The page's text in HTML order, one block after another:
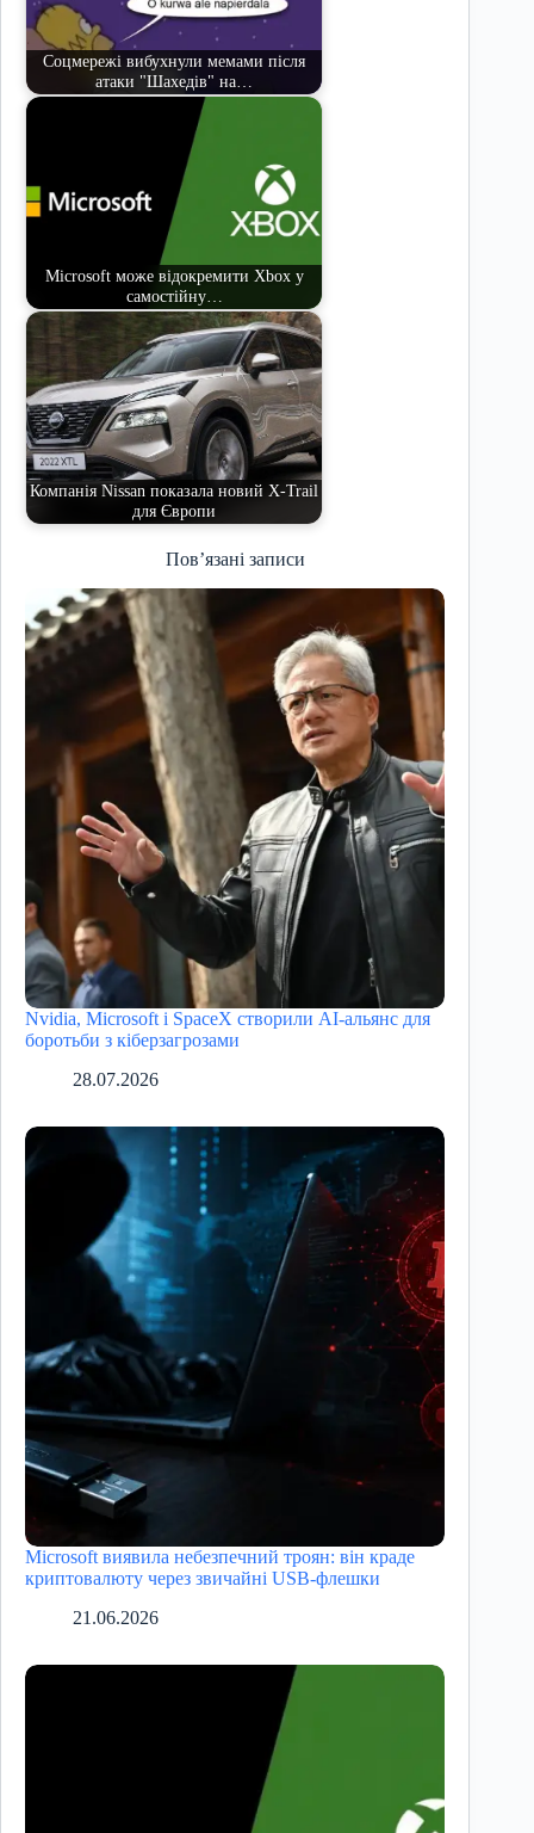
Соцмережі вибухнули мемами після
атаки "Шахедів" на…
Microsoft може відокремити Xbox у
самостійну…
Компанія Nissan показала новий X-Trail
для Європи
Пов’язані записи
Nvidia, Microsoft і SpaceX створили AI-альянс для
боротьби з кіберзагрозами
28.07.2026
Microsoft виявила небезпечний троян: він краде
криптовалюту через звичайні USB-флешки
21.06.2026